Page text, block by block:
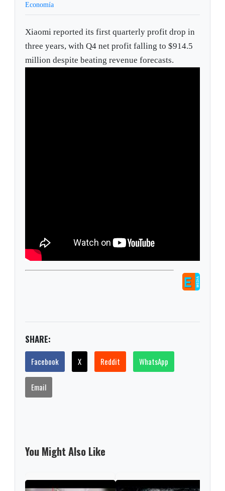
Economía
Xiaomi reported its first quarterly profit drop in
three years, with Q4 net profit falling to $914.5
million despite beating revenue forecasts.
SHARE:
Facebook X Reddit WhatsApp
Email
You Might Also Like